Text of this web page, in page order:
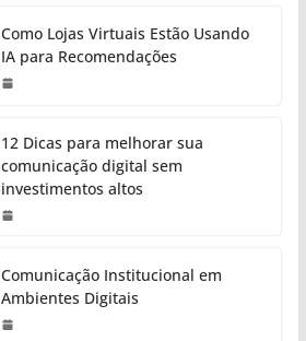
Como Lojas Virtuais Estão Usando
IA para Recomendações
12 Dicas para melhorar sua
comunicação digital sem
investimentos altos
Comunicação Institucional em
Ambientes Digitais